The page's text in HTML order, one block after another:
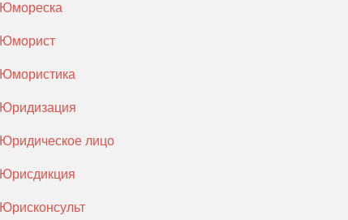
Юмореска
Юморист
Юмористика
Юридизация
Юридическое лицо
Юрисдикция
Юрисконсульт